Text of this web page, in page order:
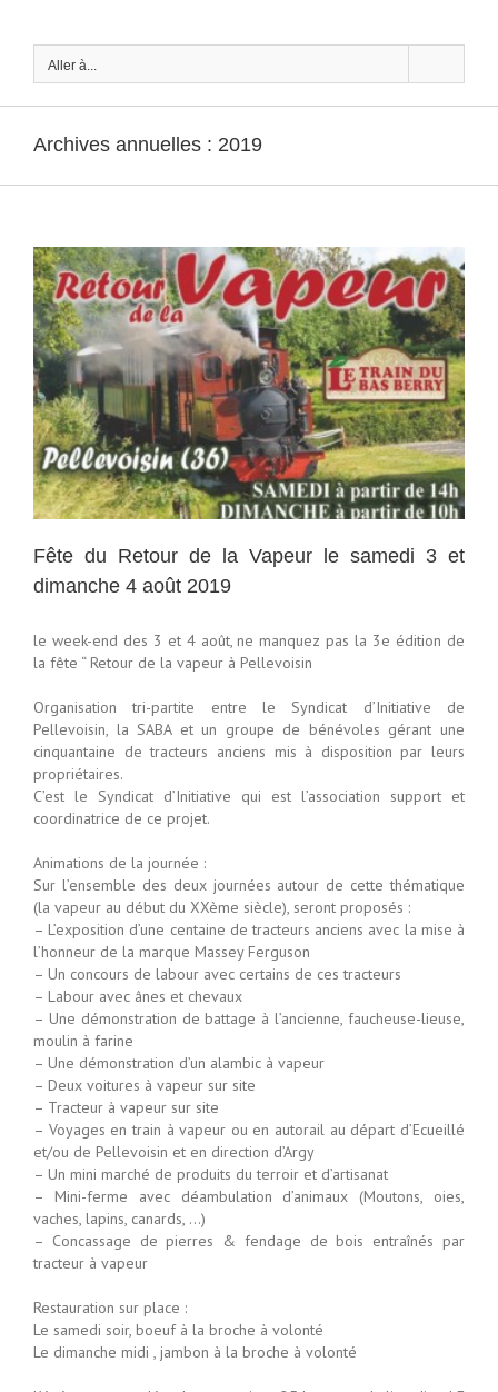
Aller à...
Archives annuelles : 2019
Fête du Retour de la Vapeur le samedi 3 et
dimanche 4 août 2019
le week-end des 3 et 4 août, ne manquez pas la 3e édition de
la fête “ Retour de la vapeur à Pellevoisin
Organisation tri-partite entre le Syndicat d’Initiative de
Pellevoisin, la SABA et un groupe de bénévoles gérant une
cinquantaine de tracteurs anciens mis à disposition par leurs
propriétaires.
C’est le Syndicat d’Initiative qui est l’association support et
coordinatrice de ce projet.
Animations de la journée :
Sur l’ensemble des deux journées autour de cette thématique
(la vapeur au début du XXème siècle), seront proposés :
– L’exposition d’une centaine de tracteurs anciens avec la mise à
l’honneur de la marque Massey Ferguson
– Un concours de labour avec certains de ces tracteurs
– Labour avec ânes et chevaux
– Une démonstration de battage à l’ancienne, faucheuse-lieuse,
moulin à farine
– Une démonstration d’un alambic à vapeur
– Deux voitures à vapeur sur site
– Tracteur à vapeur sur site
– Voyages en train à vapeur ou en autorail au départ d’Ecueillé
et/ou de Pellevoisin et en direction d’Argy
– Un mini marché de produits du terroir et d’artisanat
– Mini-ferme avec déambulation d’animaux (Moutons, oies,
vaches, lapins, canards, …)
– Concassage de pierres & fendage de bois entraînés par
tracteur à vapeur
Restauration sur place :
Le samedi soir, boeuf à la broche à volonté
Le dimanche midi , jambon à la broche à volonté